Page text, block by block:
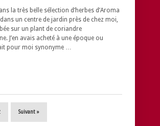
la très belle sélection d’herbes d’Aroma
un centre de jardin près de chez moi,
sur un plant de coriandre
J’en avais acheté à une époque ou
pour moi synonyme …
Suivant »